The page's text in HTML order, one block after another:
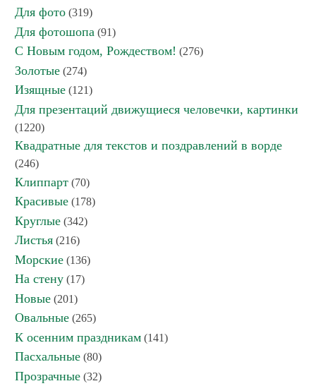
Для фото (319)
Для фотошопа (91)
С Новым годом, Рождеством! (276)
Золотые (274)
Изящные (121)
Для презентаций движущиеся человечки, картинки
(1220)
Квадратные для текстов и поздравлений в ворде
(246)
Клиппарт (70)
Красивые (178)
Круглые (342)
Листья (216)
Морские (136)
На стену (17)
Новые (201)
Овальные (265)
К осенним праздникам (141)
Пасхальные (80)
Прозрачные (32)